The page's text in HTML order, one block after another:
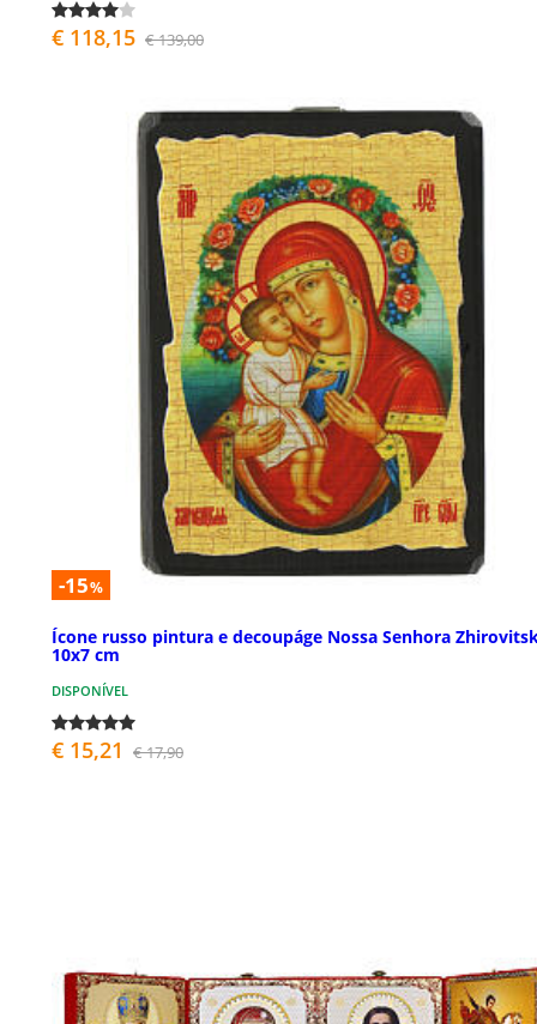
€ 118,15 € 139,00
-15%
Ícone russo pintura e decoupáge Nossa Senhora
10x7 cm
DISPONÍVEL
€ 15,21 € 17,90